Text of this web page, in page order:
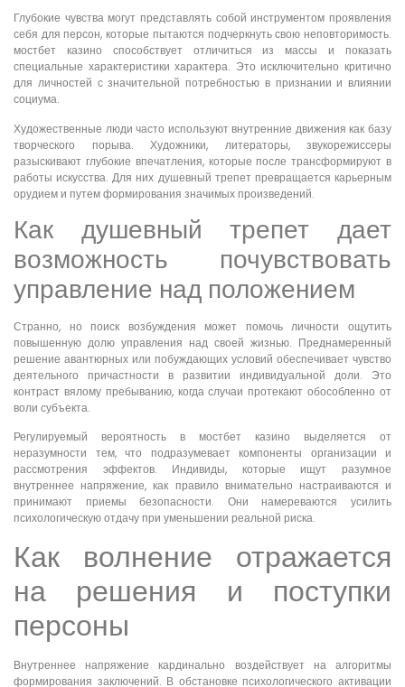
Глубокие чувства могут представлять собой инструментом проявления
себя для персон, которые пытаются подчеркнуть свою неповторимость.
мостбет казино способствует отличиться из массы и показать
специальные характеристики характера. Это исключительно критично
для личностей с значительной потребностью в признании и влиянии
социума.
Художественные люди часто используют внутренние движения как базу
творческого порыва. Художники, литераторы, звукорежиссеры
разыскивают глубокие впечатления, которые после трансформируют в
работы искусства. Для них душевный трепет превращается карьерным
орудием и путем формирования значимых произведений.
Как душевный трепет дает
возможность почувствовать
управление над положением
Странно, но поиск возбуждения может помочь личности ощутить
повышенную долю управления над своей жизнью. Преднамеренный
решение авантюрных или побуждающих условий обеспечивает чувство
деятельного причастности в развитии индивидуальной доли. Это
контраст вялому пребыванию, когда случаи протекают обособленно от
воли субъекта.
Регулируемый вероятность в мостбет казино выделяется от
неразумности тем, что подразумевает компоненты организации и
рассмотрения эффектов. Индивиды, которые ищут разумное
внутреннее напряжение, как правило внимательно настраиваются и
принимают приемы безопасности. Они намереваются усилить
психологическую отдачу при уменьшении реальной риска.
Как волнение отражается
на решения и поступки
персоны
Внутреннее напряжение кардинально воздействует на алгоритмы
формирования заключений. В обстановке психологического активации